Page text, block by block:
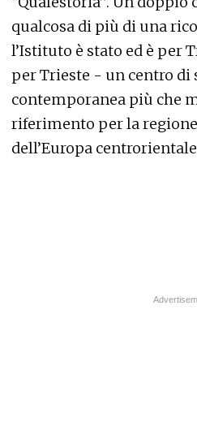
qualcosa di più di una
l’Istituto è stato ed è per
per Trieste - un centro di
contemporanea più che
riferimento per la
dell’Europa